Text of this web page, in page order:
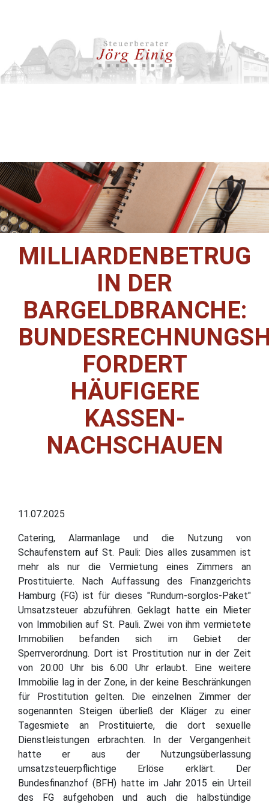
MILLIARDENBETRUG
IN DER
BARGELDBRANCHE:
FORDERT
HÄUFIGERE
KASSEN-
NACHSCHAUEN
11.07.2025
Catering, Alarmanlage und die Nutzung von
Schaufenstern auf St. Pauli: Dies alles zusammen ist
mehr als nur die Vermietung eines Zimmers an
Prostituierte. Nach Auffassung des Finanzgerichts
Hamburg (FG) ist für dieses "Rundum-sorglos-Paket"
Umsatzsteuer abzuführen. Geklagt hatte ein Mieter
von Immobilien auf St. Pauli. Zwei von ihm vermietete
Immobilien befanden sich im Gebiet der
Sperrverordnung. Dort ist Prostitution nur in der Zeit
von 20:00 Uhr bis 6:00 Uhr erlaubt. Eine weitere
Immobilie lag in der Zone, in der keine Beschränkungen
für Prostitution gelten. Die einzelnen Zimmer der
sogenannten Steigen überließ der Kläger zu einer
Tagesmiete an Prostituierte, die dort sexuelle
Dienstleistungen erbrachten. In der Vergangenheit
hatte er aus der Nutzungsüberlassung
umsatzsteuerpflichtige Erlöse erklärt. Der
Bundesfinanzhof (BFH) hatte im Jahr 2015 ein Urteil
des FG aufgehoben und auch die halbstündige